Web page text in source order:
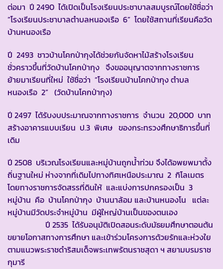
ต่อมา ปี 2490 ได้เปิดเป็นโรงเรียนประชาบาลสมบูรณ์โดยใช้ชื่อว่า
“โรงเรียนประชาบาลตำบลหนองเรือ 6” โดยใช้สถานที่เรียนคือวัด
บ้านหนองเรือ
ปี 2493 ชาวบ้านโคกป่ากุงได้ช่วยกันจัดหาไม้สร้างโรงเรียน
ชั่วคราวขึ้นที่วัดบ้านโคกป่ากุง จึงขออนุญาตจากทางราชการ
ย้ายมาเรียนที่ใหม่ ใช้ชื่อว่า “โรงเรียนบ้านโคกป่ากุง ตำบล
หนองเรือ 2” (วัดบ้านโคกป่ากุง)
ปี 2497 ได้รับงบประมาณจากทางราชการ จำนวน 20,000 บาท
สร้างอาคารแบบเรียน ป.3 พิเศษ ของกระทรวงศึกษาธิการขึ้นที่
เดิม
ปี 2508 บริเวณโรงเรียนและหมู่บ้านถูกน้ำท่วม จึงได้อพยพมาตั้ง
ถิ่นฐานใหม่ ห่างจากที่เดิมไปทางทิศเหนือประมาณ 2 กิโลเมตร
โดยทางราชการจัดสรรที่ดินให้ และแบ่งการปกครองเป็น 3
หมู่บ้าน คือ บ้านโคกป่ากุง บ้านนาล้อม และบ้านหนองโน แต่ละ
หมู่บ้านมีวัดประจำหมู่บ้าน มีผู้ใหญ่บ้านเป็นของตนเอง
ปี 2535 ได้รับอนุมัติเปิดสอนระดับมัธยมศึกษาตอนต้น
ขยายโอกาสทางการศึกษา และเข้าร่วมโครงการด้วยรักและห่วงใย
ตามแนวพระราชดำริสมเด็จพระเทพรัตนราชสุดา ฯ สยามบรมราช
กุมารี